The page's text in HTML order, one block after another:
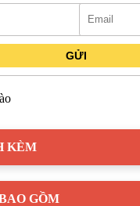
bẩn và tiết kiệm thời gian
dạng nắp ngồi: Có thể
điện tử để tăng thêm tiện
phụ kiện: Bao gồm đế
cấp thoát nước phổ
bồn cầu
tại Kim
GỬI
KÈM
GỒM